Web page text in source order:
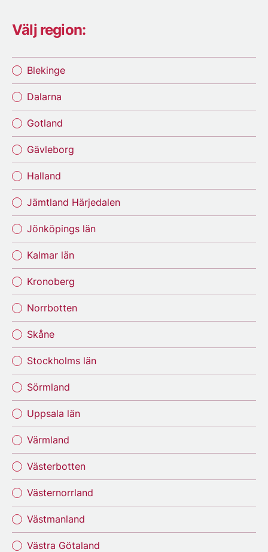
Välj region:
Blekinge
Dalarna
Gotland
Gävleborg
Halland
Jämtland Härjedalen
Jönköpings län
Kalmar län
Kronoberg
Norrbotten
Skåne
Stockholms län
Sörmland
Uppsala län
Värmland
Västerbotten
Västernorrland
Västmanland
Västra Götaland